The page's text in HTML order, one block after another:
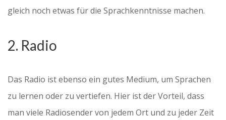
gleich noch etwas für die Sprachkenntnisse machen.
2. Radio
Das Radio ist ebenso ein gutes Medium, um Sprachen
zu lernen oder zu vertiefen. Hier ist der Vorteil, dass
man viele Radiosender von jedem Ort und zu jeder Zeit